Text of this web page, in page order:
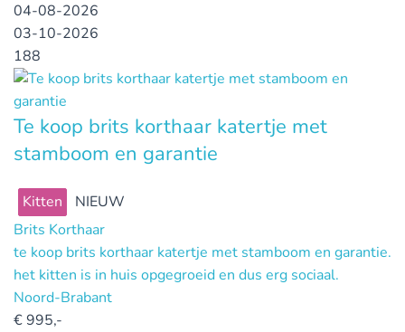
04-08-2026
03-10-2026
188
Te koop brits korthaar katertje met
stamboom en garantie
Kitten
NIEUW
Brits Korthaar
te koop brits korthaar katertje met stamboom en garantie.
het kitten is in huis opgegroeid en dus erg sociaal.
Noord-Brabant
€995,-